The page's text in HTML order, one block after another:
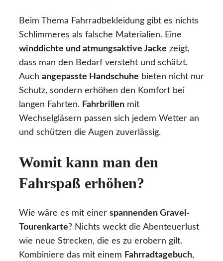
Beim Thema Fahrradbekleidung gibt es nichts
Schlimmeres als falsche Materialien. Eine
winddichte und atmungsaktive Jacke zeigt,
dass man den Bedarf versteht und schätzt.
Auch angepasste Handschuhe bieten nicht nur
Schutz, sondern erhöhen den Komfort bei
langen Fahrten. Fahrbrillen mit
Wechselgläsern passen sich jedem Wetter an
und schützen die Augen zuverlässig.
Womit kann man den
Fahrspaß erhöhen?
Wie wäre es mit einer spannenden Gravel-
Tourenkarte? Nichts weckt die Abenteuerlust
wie neue Strecken, die es zu erobern gilt.
Kombiniere das mit einem Fahrradtagebuch,